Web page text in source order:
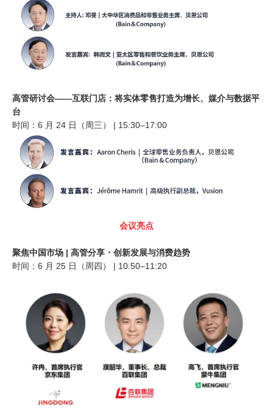
高管研讨会——互联门店： 将实体零售打造为增长、媒介与数据平
台
时间：6 月 24 日（周三） | 15:30–17:00
会议亮点
聚焦中国市场 | 高管分享・创新发展与消费趋势
时间：6 月 25 日（周四） | 10:50–11:20